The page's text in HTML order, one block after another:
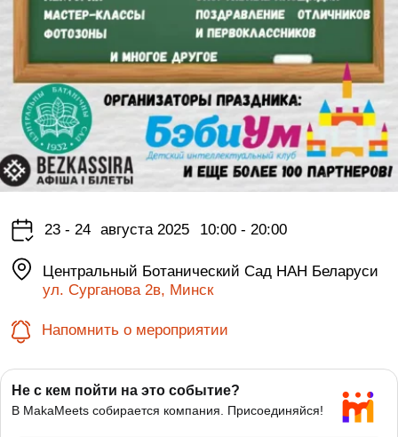
23 - 24 августа 2025 10:00 - 20:00
Центральный Ботанический Сад НАН Беларуси
ул. Сурганова 2в, Минск
Напомнить о мероприятии